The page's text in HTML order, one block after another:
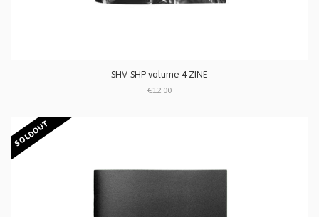
SHV-SHP volume 4 ZINE
€12.00
SOLDOUT